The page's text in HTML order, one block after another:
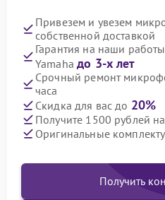
Привезем и увезем
собственной доставкой
Гарантия на наши
Yamahaдо 3-х лет
Срочный ремонт
часа
Скидка для вас до 20%
Получите 1500 рублей
Оригинальные
Получить